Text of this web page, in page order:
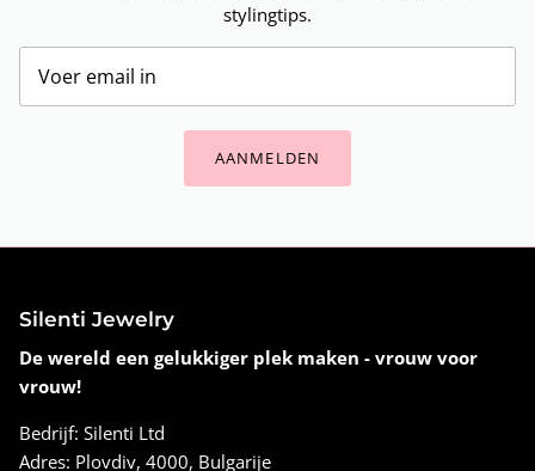
stylingtips.
AANMELDEN
Silenti Jewelry
De wereld een gelukkiger plek maken - vrouw voor
vrouw!
Bedrijf: Silenti Ltd
Adres: Plovdiv, 4000, Bulgarije